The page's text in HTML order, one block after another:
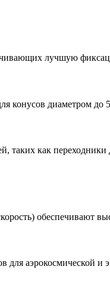
лучшую
конусов диаметром
таких как переходники
обеспечивают
аэрокосмической и